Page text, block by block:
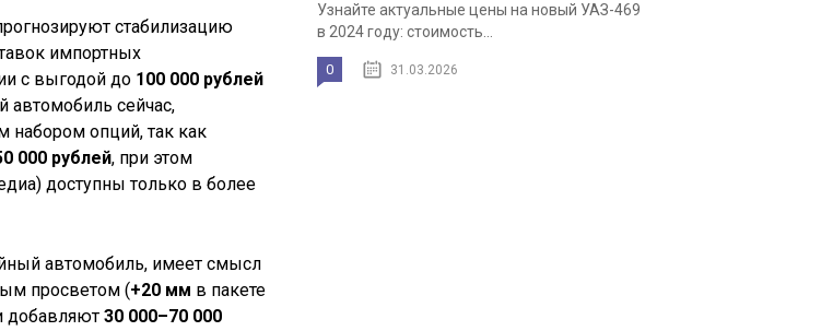
стабилизацию
импортных
с выгодой до 100 000 рублей
сейчас,
опций, так как
000 рублей, при этом
доступны только в более
автомобиль, имеет смысл
просветом (+20 мм в пакете
добавляют 30 000–70 000
Узнайте актуальные цены на новый УАЗ-469
в 2024 году: стоимость...
0 31.03.2026